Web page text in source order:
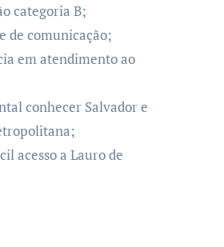
categoria B;
de comunicação;
em atendimento ao
conhecer Salvador e
acesso a Lauro de